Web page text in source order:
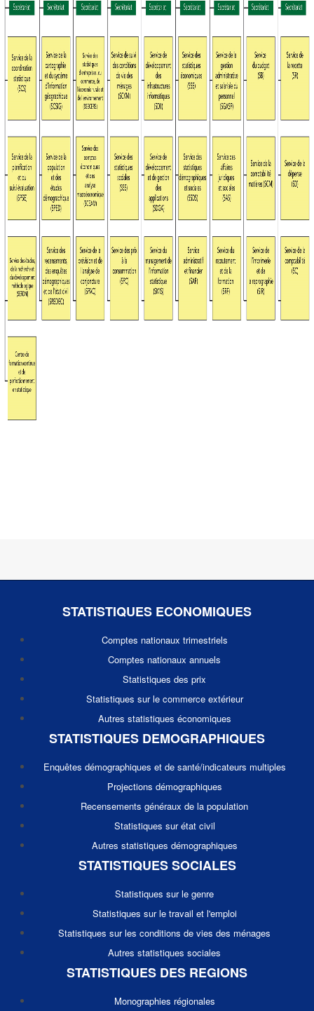
STATISTIQUES ECONOMIQUES
Comptes nationaux trimestriels
Comptes nationaux annuels
Statistiques des prix
Statistiques sur le commerce extérieur
Autres statistiques économiques
STATISTIQUES DEMOGRAPHIQUES
Enquêtes démographiques et de santé/indicateurs multiples
Projections démographiques
Recensements généraux de la population
Statistiques sur état civil
Autres statistiques démographiques
STATISTIQUES SOCIALES
Statistiques sur le genre
Statistiques sur le travail et l'emploi
Statistiques sur les conditions de vies des ménages
Autres statistiques sociales
STATISTIQUES DES REGIONS
Monographies régionales